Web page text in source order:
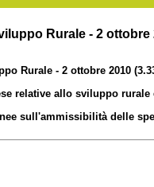
Rurale - 2 ottobre
Rurale - 2 ottobre 2010
relative allo sviluppo rurale
sull'ammissibilità delle